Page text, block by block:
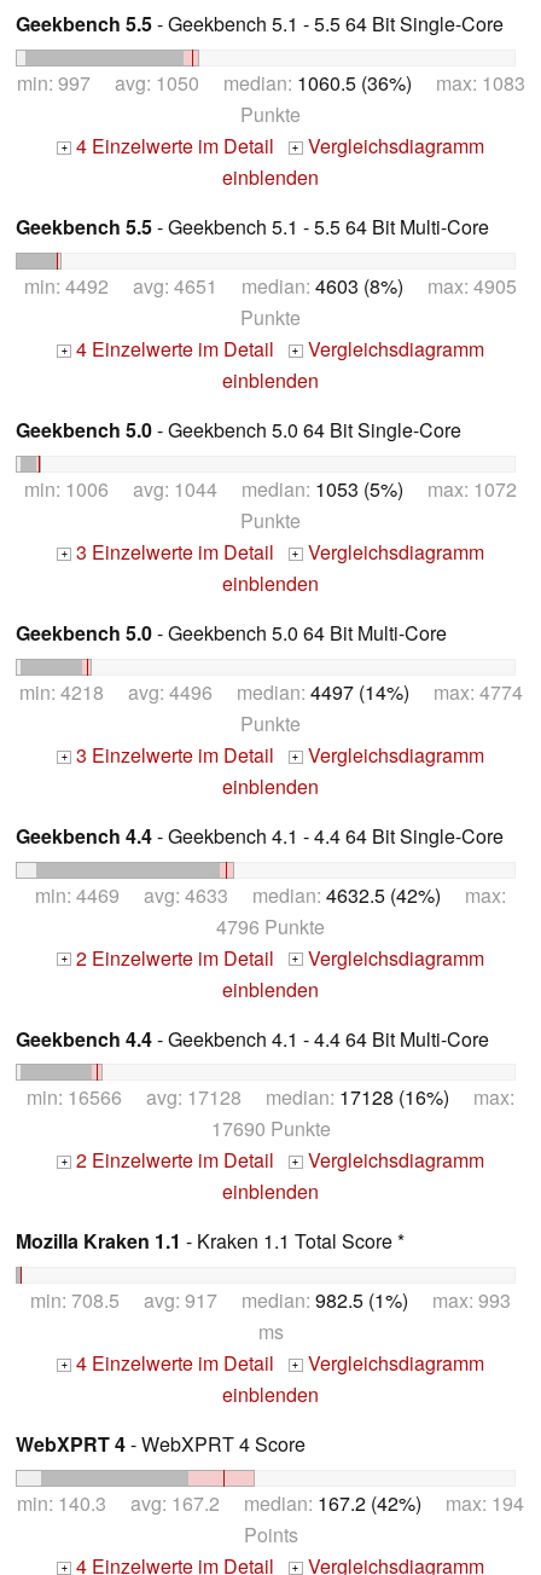
Geekbench 5.5- Geekbench 5.1 - 5.5 64 Bit Single-Core
min: 997 avg: 1050 median: 1060.5 (36%) max: 1083
Punkte
+ 4 Einzelwerte im Detail + Vergleichsdiagramm
einblenden
Geekbench 5.5- Geekbench 5.1 - 5.5 64 Bit Multi-Core
min: 4492 avg: 4651 median: 4603 (8%) max: 4905
Punkte
+ 4 Einzelwerte im Detail + Vergleichsdiagramm
einblenden
Geekbench 5.0- Geekbench 5.0 64 Bit Single-Core
min: 1006 avg: 1044 median: 1053 (5%) max: 1072
Punkte
+ 3 Einzelwerte im Detail + Vergleichsdiagramm
einblenden
Geekbench 5.0- Geekbench 5.0 64 Bit Multi-Core
min: 4218 avg: 4496 median: 4497 (14%) max: 4774
Punkte
+ 3 Einzelwerte im Detail + Vergleichsdiagramm
einblenden
Geekbench 4.4- Geekbench 4.1 - 4.4 64 Bit Single-Core
min: 4469 avg: 4633 median: 4632.5 (42%) max:
4796 Punkte
+ 2 Einzelwerte im Detail + Vergleichsdiagramm
einblenden
Geekbench 4.4- Geekbench 4.1 - 4.4 64 Bit Multi-Core
min: 16566 avg: 17128 median: 17128 (16%) max:
17690 Punkte
+ 2 Einzelwerte im Detail + Vergleichsdiagramm
einblenden
Mozilla Kraken 1.1 - Kraken 1.1 Total Score *
min: 708.5 avg: 917 median: 982.5 (1%) max: 993
ms
+ 4 Einzelwerte im Detail + Vergleichsdiagramm
einblenden
WebXPRT 4- WebXPRT 4 Score
min: 140.3 avg: 167.2 median: 167.2 (42%) max: 194
Points
+ 4 Einzelwerte im Detail + Vergleichsdiagramm